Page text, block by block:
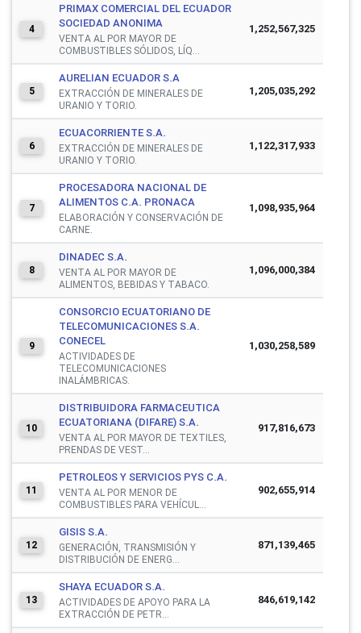
4
PRIMAX COMERCIAL DEL ECUADOR
SOCIEDAD ANONIMA
VENTA AL POR MAYOR DE
COMBUSTIBLES SÓLIDOS, LÍQ...
1,252,567,325
5
AURELIAN ECUADOR S.A
EXTRACCIÓN DE MINERALES DE
URANIO Y TORIO.
1,205,035,292
6
ECUACORRIENTE S.A.
EXTRACCIÓN DE MINERALES DE
URANIO Y TORIO.
1,122,317,933
7
PROCESADORA NACIONAL DE
ALIMENTOS C.A. PRONACA
ELABORACIÓN Y CONSERVACIÓN DE
CARNE.
1,098,935,964
8
DINADEC S.A.
VENTA AL POR MAYOR DE
ALIMENTOS, BEBIDAS Y TABACO.
1,096,000,384
9
CONSORCIO ECUATORIANO DE
TELECOMUNICACIONES S.A.
CONECEL
ACTIVIDADES DE
TELECOMUNICACIONES
INALÁMBRICAS.
1,030,258,589
10
DISTRIBUIDORA FARMACEUTICA
ECUATORIANA (DIFARE) S.A.
VENTA AL POR MAYOR DE TEXTILES,
PRENDAS DE VEST...
917,816,673
11
PETROLEOS Y SERVICIOS PYS C.A.
VENTA AL POR MENOR DE
COMBUSTIBLES PARA VEHÍCUL...
902,655,914
12
GISIS S.A.
GENERACIÓN, TRANSMISIÓN Y
DISTRIBUCIÓN DE ENERG...
871,139,465
13
SHAYA ECUADOR S.A.
ACTIVIDADES DE APOYO PARA LA
EXTRACCIÓN DE PETR...
846,619,142